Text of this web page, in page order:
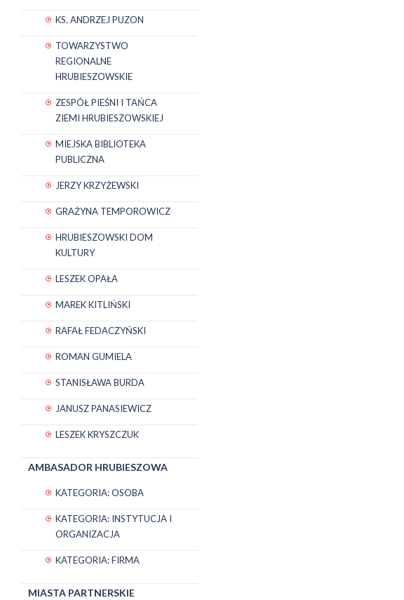
KS. ANDRZEJ PUZON
TOWARZYSTWO
REGIONALNE
HRUBIESZOWSKIE
ZESPÓŁ PIEŚNI I TAŃCA
ZIEMI HRUBIESZOWSKIEJ
MIEJSKA BIBLIOTEKA
PUBLICZNA
JERZY KRZYŻEWSKI
GRAŻYNA TEMPOROWICZ
HRUBIESZOWSKI DOM
KULTURY
LESZEK OPAŁA
MAREK KITLIŃSKI
RAFAŁ FEDACZYŃSKI
ROMAN GUMIELA
STANISŁAWA BURDA
JANUSZ PANASIEWICZ
LESZEK KRYSZCZUK
AMBASADOR HRUBIESZOWA
KATEGORIA: OSOBA
KATEGORIA: INSTYTUCJA I
ORGANIZACJA
KATEGORIA: FIRMA
MIASTA PARTNERSKIE